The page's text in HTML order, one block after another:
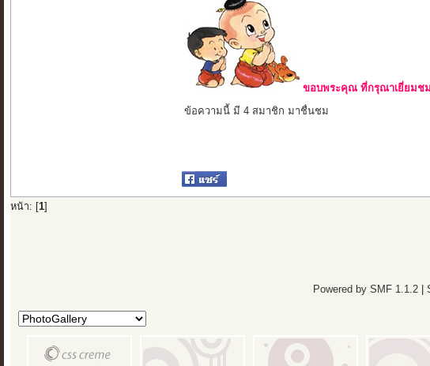
ขอบพระคุณ ที่กรุณาเยี่ยมช
ข้อความนี้ มี 4 สมาชิก มาชื่นชม
หน้า: [1
Powered by SMF 1.1.2|